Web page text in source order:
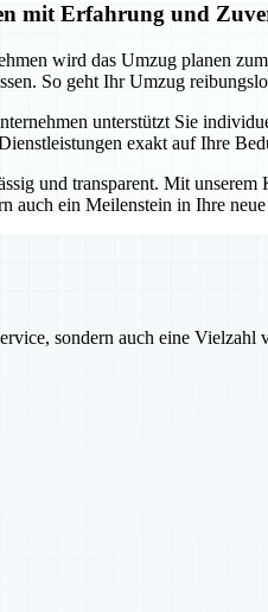
mit Erfahrung und
wird das Umzug planen
So geht Ihr Umzug
unterstützt Sie
exakt auf Ihre
und transparent. Mit
ein Meilenstein in Ihre
sondern auch eine